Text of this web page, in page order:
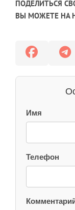
ПОДЕЛИТЬСЯ
ВЫ МОЖЕТЕ НА
Имя
Телефон